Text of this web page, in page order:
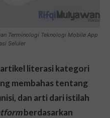
Terminologi Teknologi Mobile App
Seluler
literasi kategori
membahas tentang
dan arti dari istilah
berdasarkan